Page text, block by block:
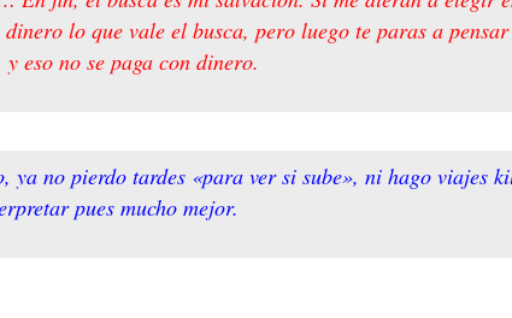
lo que vale el busca, pero luego te paras a pensar
eso no se paga con dinero.
ya no pierdo tardes «para ver si sube», ni hago
pues mucho mejor.